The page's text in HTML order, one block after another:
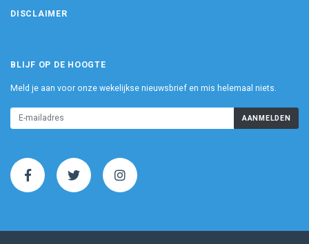
DISCLAIMER
BLIJF OP DE HOOGTE
Meld je aan voor onze wekelijkse nieuwsbrief en mis helemaal niets.
AANMELDEN